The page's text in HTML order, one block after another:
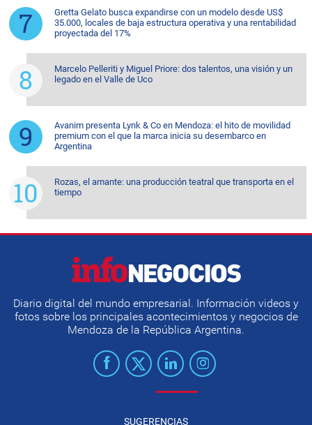
Gretta Gelato busca expandirse con un modelo desde US$
35.000, locales de baja estructura operativa y una rentabilidad
proyectada del 17%
Marcelo Pelleriti y Miguel Priore: dos talentos, una visión y un
legado en el Valle de Uco
Avanim presenta Lynk & Co en Mendoza: el hito de movilidad
premium con el que la marca inicia su desembarco en
Argentina
Rozas, el amante: una producción teatral que transporta en el
tiempo
Diario digital del mundo empresarial. Información videos y
fotos sobre los principales acontecimientos y negocios de
Mendoza de la República Argentina.
SUGERENCIAS